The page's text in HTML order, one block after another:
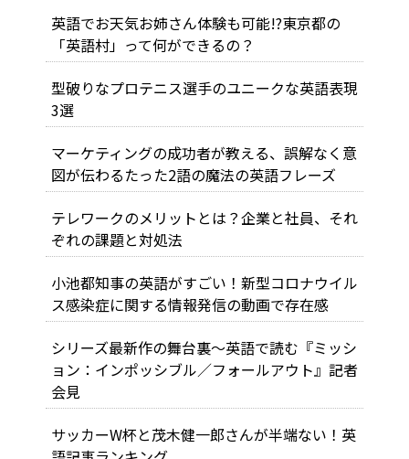
英語でお天気お姉さん体験も可能!?東京都の
「英語村」って何ができるの？
型破りなプロテニス選手のユニークな英語表現
3選
マーケティングの成功者が教える、誤解なく意
図が伝わるたった2語の魔法の英語フレーズ
テレワークのメリットとは？企業と社員、それ
ぞれの課題と対処法
小池都知事の英語がすごい！新型コロナウイル
ス感染症に関する情報発信の動画で存在感
シリーズ最新作の舞台裏～英語で読む『ミッシ
ョン：インポッシブル／フォールアウト』記者
会見
サッカーW杯と茂木健一郎さんが半端ない！英